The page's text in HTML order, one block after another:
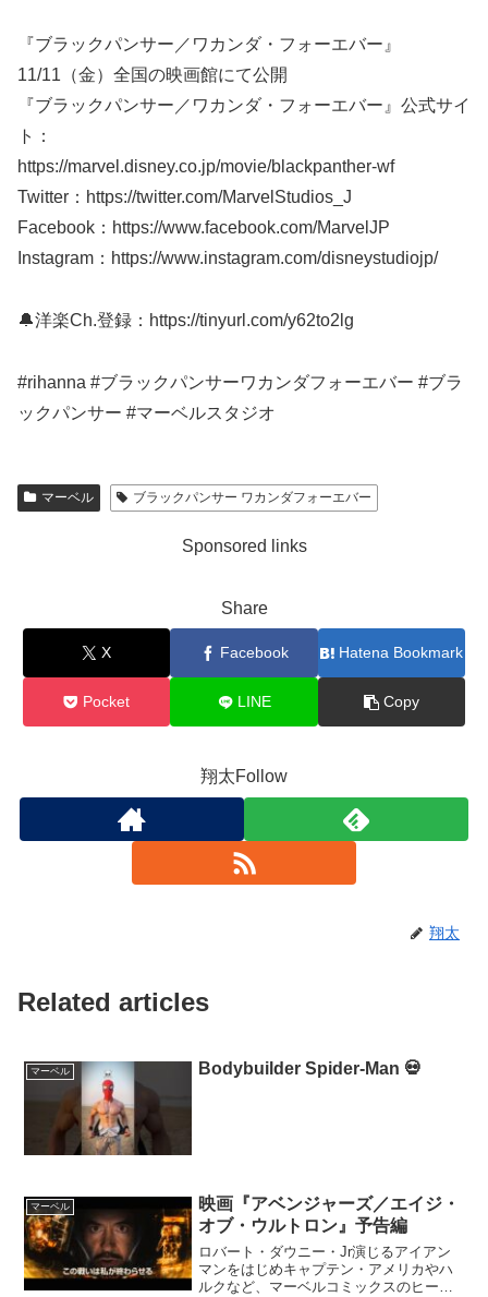
『ブラックパンサー／ワカンダ・フォーエバー』
11/11（金）全国の映画館にて公開
『ブラックパンサー／ワカンダ・フォーエバー』公式サイ
ト：
https://marvel.disney.co.jp/movie/blackpanther-wf
Twitter：https://twitter.com/MarvelStudios_J
Facebook：https://www.facebook.com/MarvelJP
Instagram：https://www.instagram.com/disneystudiojp/
🔔洋楽Ch.登録：https://tinyurl.com/y62to2lg
#rihanna #ブラックパンサーワカンダフォーエバー #ブラ
ックパンサー #マーベルスタジオ
マーベル ブラックパンサー ワカンダフォーエバー
Sponsored links
Share
X Facebook Hatena Bookmark
Pocket LINE Copy
翔太Follow
翔太
Related articles
マーベル Bodybuilder Spider-Man 💀
マーベル
映画『アベンジャーズ／エイジ・
オブ・ウルトロン』予告編
ロバート・ダウニー・Jr演じるアイアン
マンをはじめキャプテン・アメリカやハ
ルクなど、マーベルコミックスのヒーロ